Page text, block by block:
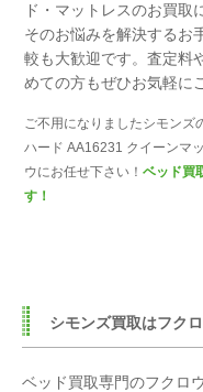
ド・マットレスのお買取
そのお悩みを解決するお
較も大歓迎です。査定料
めての方もぜひお気軽に
ご不用になりましたシモンズ
ハード AA16231 クイーンマ
ウにお任せ下さい！ベッド買
す！
シモンズ買取はフク
ベッド買取専門のフクロ